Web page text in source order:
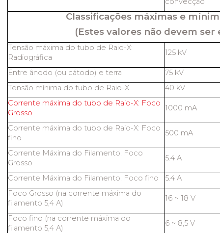
Classificações máximas e
(Estes valores não devem ser
Tensão máxima do tubo de Raio-X:
Radiográfica
125 kV
Entre ânodo (ou cátodo) e terra
75 kV
Tensão mínima do tubo de Raio-X
40 kV
Corrente máxima do tubo de Raio-X: Foco
Grosso
1000 mA
Corrente máxima do tubo de Raio-X: Foco
fino
500 mA
Corrente Máxima do Filamento: Foco
Grosso
5.4 A
Corrente Máxima do Filamento: Foco fino
5.4 A
Foco Grosso (na corrente máxima do
filamento 5,4 A)
16 ~ 18 V
Foco fino (na corrente máxima do
filamento 5,4 A)
6 ~ 8,5 V